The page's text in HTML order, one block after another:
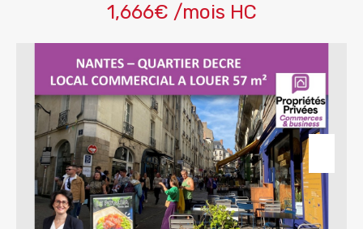
1,666€ /mois HC